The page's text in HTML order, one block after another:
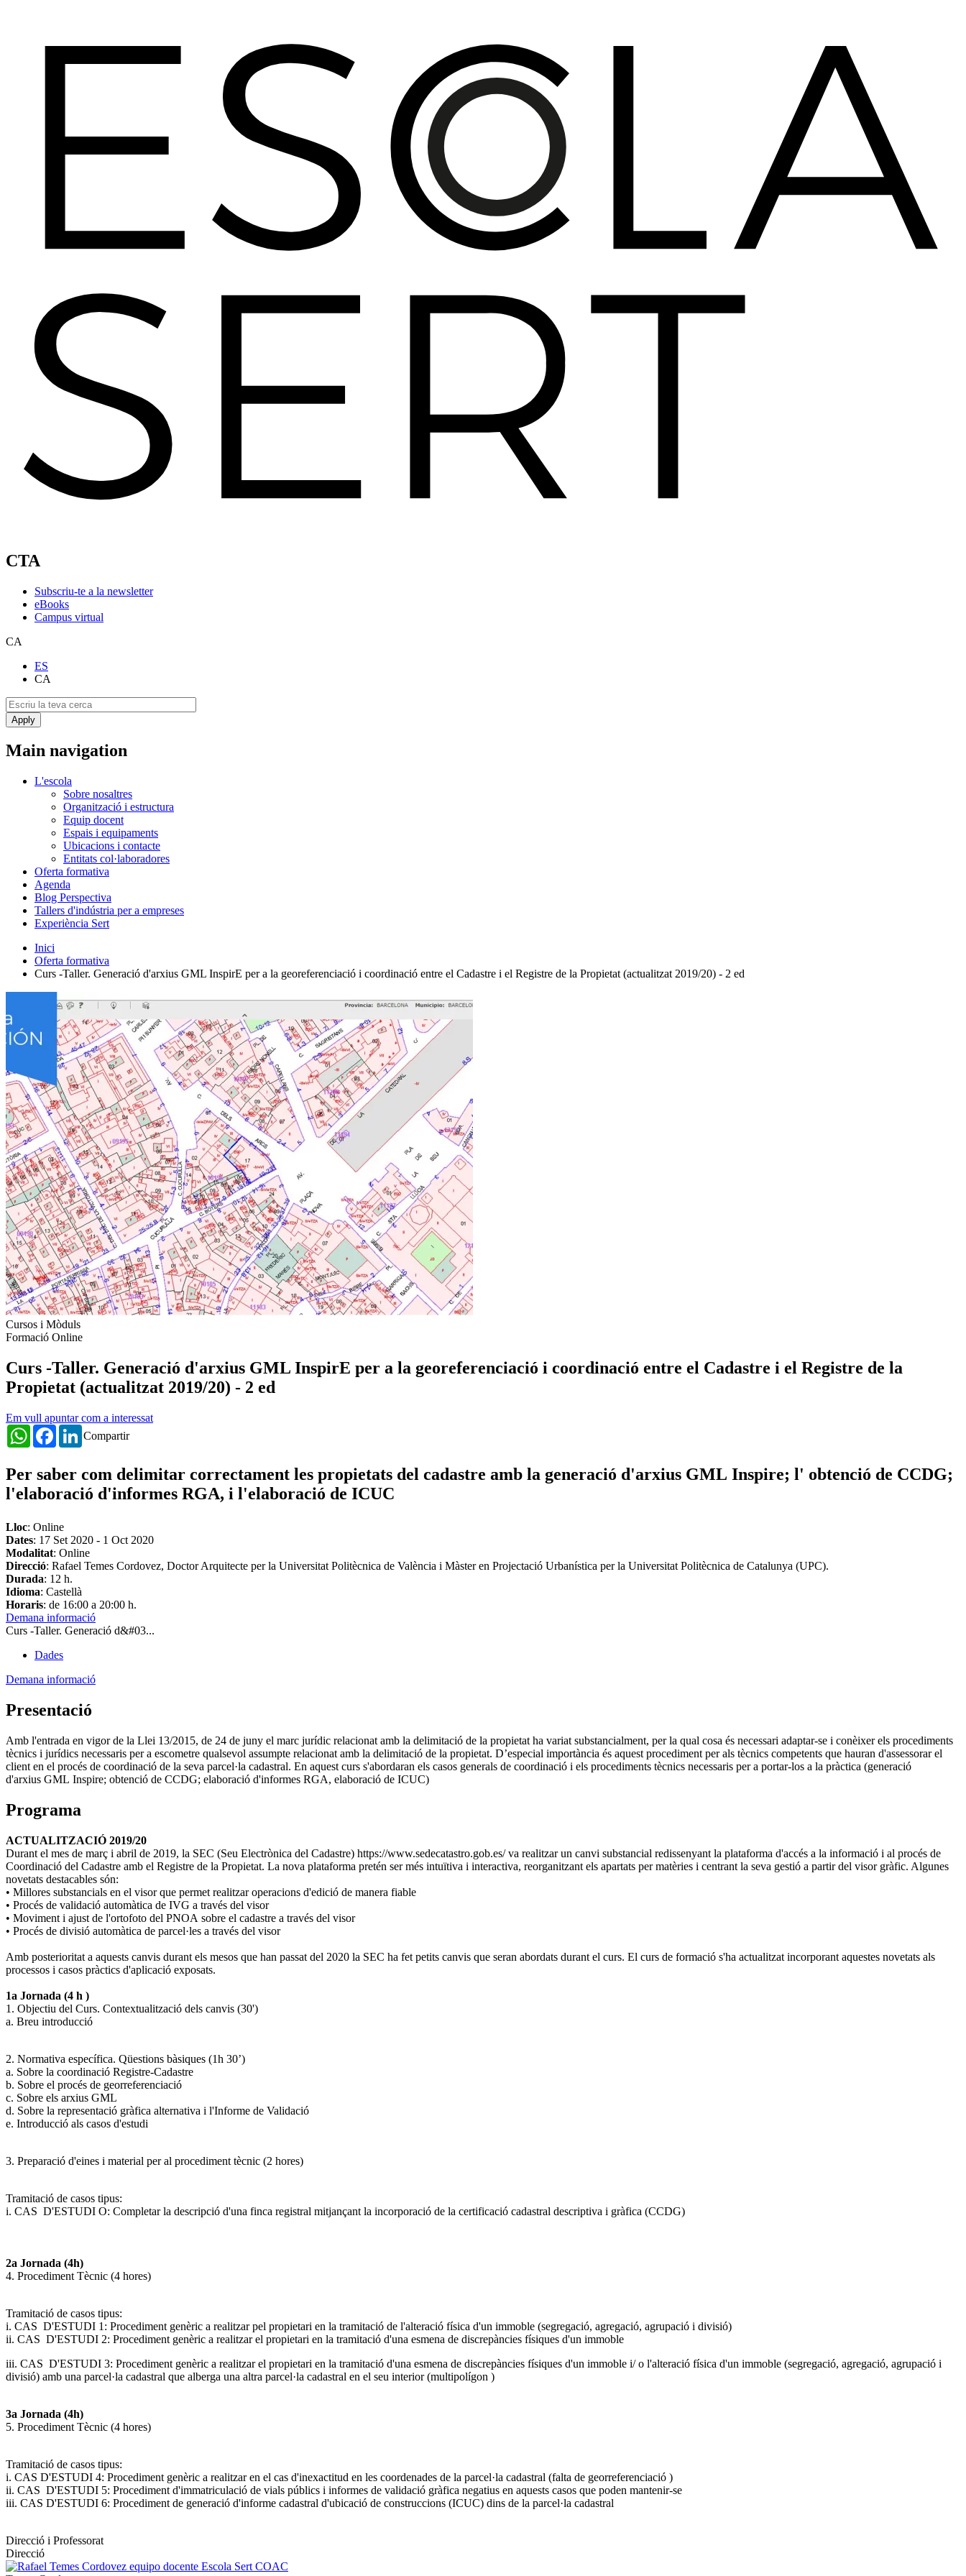
CTA
Subscriu-te a la newsletter
eBooks
Campus virtual
CA
ES
CA
Main navigation
L'escola
Sobre nosaltres
Organització i estructura
Equip docent
Espais i equipaments
Ubicacions i contacte
Entitats col·laboradores
Oferta formativa
Agenda
Blog Perspectiva
Tallers d'indústria per a empreses
Experiència Sert
Inici
Oferta formativa
Curs -Taller. Generació d'arxius GML InspirE per a la georeferenciació i coordinació entre el Cadastre i el Registre de la Propietat (actualitzat 2019/20) - 2 ed
Cursos i Mòduls
Formació Online
Curs -Taller. Generació d'arxius GML InspirE per a la georeferenciació i coordinació entre el Cadastre i el Registre de la
Propietat (actualitzat 2019/20) - 2 ed
Em vull apuntar com a interessat
Compartir
WhatsAppFacebookLinkedIn
Per saber com delimitar correctament les propietats del cadastre amb la generació d'arxius GML Inspire; l' obtenció de CCDG;
l'elaboració d'informes RGA, i l'elaboració de ICUC
Lloc: Online
Dates: 17 Set 2020 - 1 Oct 2020
Modalitat: Online
Direcció: Rafael Temes Cordovez, Doctor Arquitecte per la Universitat Politècnica de València i Màster en Projectació Urbanística per la Universitat Politècnica de Catalunya (UPC).
Durada: 12 h.
Idioma: Castellà
Horaris: de 16:00 a 20:00 h.
Demana informació
Curs -Taller. Generació d&#03...
Dades
Demana informació
Presentació
Amb l'entrada en vigor de la Llei 13/2015, de 24 de juny el marc jurídic relacionat amb la delimitació de la propietat ha variat substancialment, per la qual cosa és necessari adaptar-se i conèixer els procediments
tècnics i jurídics necessaris per a escometre qualsevol assumpte relacionat amb la delimitació de la propietat. D’especial importància és aquest procediment per als tècnics competents que hauran d'assessorar el
client en el procés de coordinació de la seva parcel·la cadastral. En aquest curs s'abordaran els casos generals de coordinació i els procediments tècnics necessaris per a portar-los a la pràctica (generació
d'arxius GML Inspire; obtenció de CCDG; elaboració d'informes RGA, elaboració de ICUC)
Programa
ACTUALITZACIÓ 2019/20
Durant el mes de març i abril de 2019, la SEC (Seu Electrònica del Cadastre) https://www.sedecatastro.gob.es/ va realitzar un canvi substancial redissenyant la plataforma d'accés a la informació i al procés de
Coordinació del Cadastre amb el Registre de la Propietat. La nova plataforma pretén ser més intuïtiva i interactiva, reorganitzant els apartats per matèries i centrant la seva gestió a partir del visor gràfic. Algunes
novetats destacables són:
• Millores substancials en el visor que permet realitzar operacions d'edició de manera fiable
• Procés de validació automàtica de IVG a través del visor
• Moviment i ajust de l'ortofoto del PNOA sobre el cadastre a través del visor
• Procés de divisió automàtica de parcel·les a través del visor
Amb posterioritat a aquests canvis durant els mesos que han passat del 2020 la SEC ha fet petits canvis que seran abordats durant el curs. El curs de formació s'ha actualitzat incorporant aquestes novetats als
processos i casos pràctics d'aplicació exposats.
1a Jornada (4 h )
1. Objectiu del Curs. Contextualització dels canvis (30')
a. Breu introducció
2. Normativa específica. Qüestions bàsiques (1h 30’)
a. Sobre la coordinació Registre-Cadastre
b. Sobre el procés de georreferenciació
c. Sobre els arxius GML
d. Sobre la representació gràfica alternativa i l'Informe de Validació
e. Introducció als casos d'estudi
3. Preparació d'eines i material per al procediment tècnic (2 hores)
Tramitació de casos tipus:
i. CAS D'ESTUDI O: Completar la descripció d'una finca registral mitjançant la incorporació de la certificació cadastral descriptiva i gràfica (CCDG)
2a Jornada (4h)
4. Procediment Tècnic (4 hores)
Tramitació de casos tipus:
i. CAS D'ESTUDI 1: Procediment genèric a realitzar pel propietari en la tramitació de l'alteració física d'un immoble (segregació, agregació, agrupació i divisió)
ii. CAS D'ESTUDI 2: Procediment genèric a realitzar el propietari en la tramitació d'una esmena de discrepàncies físiques d'un immoble
iii. CAS D'ESTUDI 3: Procediment genèric a realitzar el propietari en la tramitació d'una esmena de discrepàncies físiques d'un immoble i/ o l'alteració física d'un immoble (segregació, agregació, agrupació i
divisió) amb una parcel·la cadastral que alberga una altra parcel·la cadastral en el seu interior (multipolígon )
3a Jornada (4h)
5. Procediment Tècnic (4 hores)
Tramitació de casos tipus:
i. CAS D'ESTUDI 4: Procediment genèric a realitzar en el cas d'inexactitud en les coordenades de la parcel·la cadastral (falta de georreferenciació )
ii. CAS D'ESTUDI 5: Procediment d'immatriculació de vials públics i informes de validació gràfica negatius en aquests casos que poden mantenir-se
iii. CAS D'ESTUDI 6: Procediment de generació d'informe cadastral d'ubicació de construccions (ICUC) dins de la parcel·la cadastral
Direcció i Professorat
Direcció